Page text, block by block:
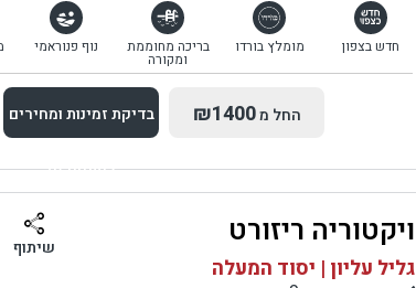
חדש בצפון מומלץ בורדו בריכה מחוממת
ומקורה
נוף פנוראמי
החל מ₪1400 בדיקת זמינות ומחירים
למתחם זה
בדיקת זמינות ומחירים ויקטוריה ריזורט
גליל עליון | יסוד המעלה
שיתוף